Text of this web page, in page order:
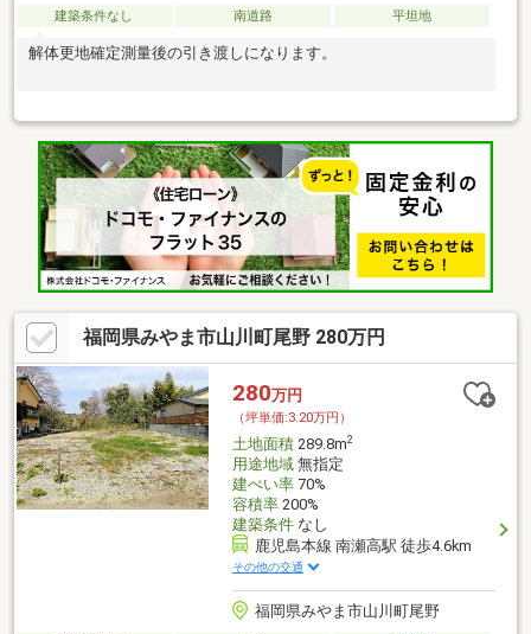
建築条件なし 南道路 平坦地
解体更地確定測量後の引き渡しになります。
福岡県みやま市山川町尾野 280万円
280万円
（坪単価:3.20万円）
土地面積289.8m2
用途地域無指定
建ぺい率70%
容積率200%
建築条件なし
鹿児島本線 南瀬高駅 徒歩4.6km
その他の交通
福岡県みやま市山川町尾野